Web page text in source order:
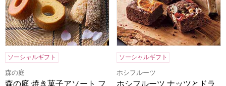
ソーシャルギフト
森の庭
森の庭 焼き菓子アソート フ
ソーシャルギフト
ホシフルーツ
ホシフルーツ ナッツとドラ